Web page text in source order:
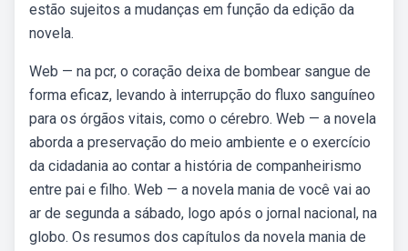
estão sujeitos a mudanças em função da edição da
novela.
Web — na pcr, o coração deixa de bombear sangue de
forma eficaz, levando à interrupção do fluxo sanguíneo
para os órgãos vitais, como o cérebro. Web — a novela
aborda a preservação do meio ambiente e o exercício
da cidadania ao contar a história de companheirismo
entre pai e filho. Web — a novela mania de você vai ao
ar de segunda a sábado, logo após o jornal nacional, na
globo. Os resumos dos capítulos da novela mania de